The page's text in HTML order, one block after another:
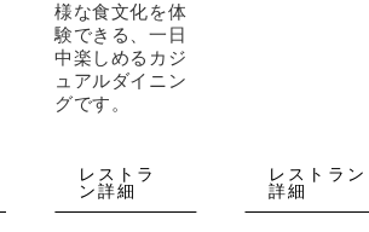
様な食文化を体
験できる、一日
中楽しめるカジ
ュアルダイニン
グです。
レストラ
ン詳細
レストラン
詳細